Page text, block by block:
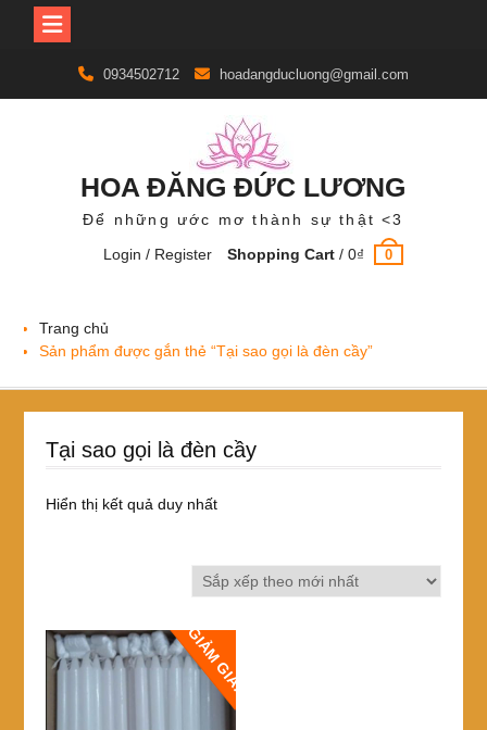
content
0934502712 hoadangducluong@gmail.com
HOA ĐĂNG ĐỨC LƯƠNG
Để những ước mơ thành sự thật <3
Login / Register
Shopping Cart /0₫ 0
Trang chủ
Sản phẩm được gắn thẻ “Tại sao gọi là đèn cầy”
Tại sao gọi là đèn cầy
Hiển thị kết quả duy nhất
GIẢM GIÁ!